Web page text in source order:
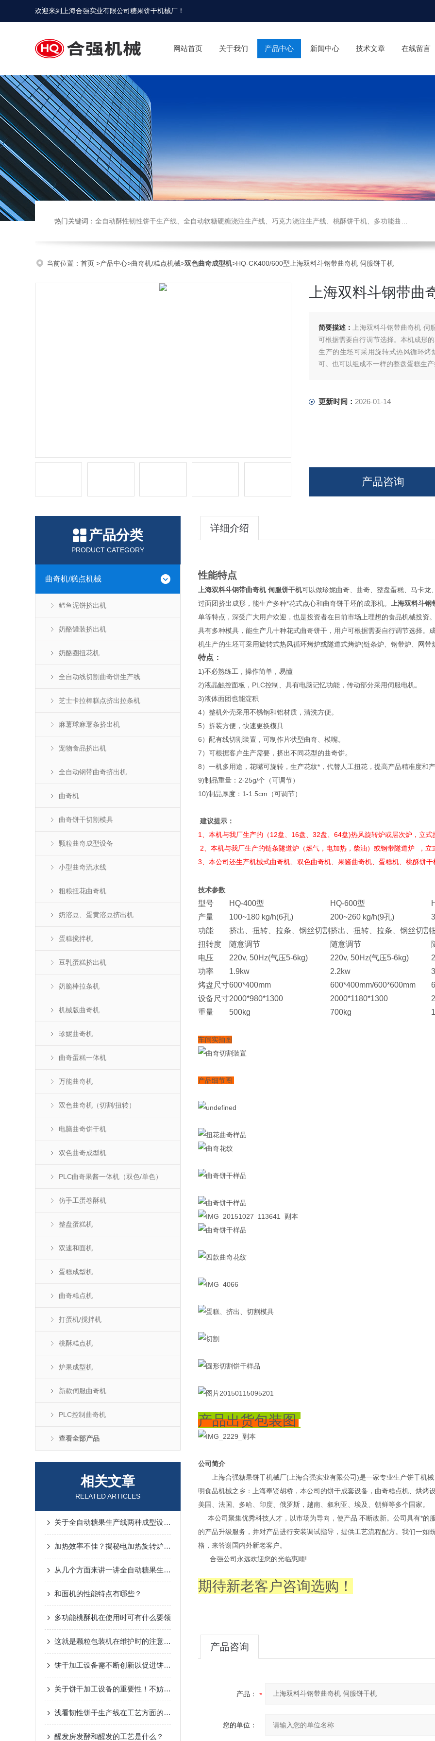
欢迎来到 上海合强实业有限公司糖果饼干机械厂 ！
网站首页 关于我们 产品中心 新闻中心 技术文章 在线留言
热门关键词： 全自动酥性韧性饼干生产线、全自动软糖硬糖浇注生产线、巧克力浇注生产线、桃酥饼干机、多功能曲奇机、热风旋转炉、蛋糕成型机、全自动蛋卷生产线、月饼生产线、压缩饼干机、小型糖果浇注机、威化机、隧道链条炉、钢带烤炉等食品机械，欢迎您咨询选购！
当前位置： 首页 >产品中心>曲奇机/糕点机械>双色曲奇成型机>HQ-CK400/600型上海双料斗钢带曲奇机 伺服饼干机
上海双料斗钢带曲
简要描述：
上海双料斗钢带曲奇机 伺
可根据需要自行调节选择。本机成形
生产的生坯可采用旋转式热风循环
可。也可以组成不一样的整盘蛋糕生产
更新时间： 2026-01-14
产品咨询
产品分类
PRODUCT CATEGORY
曲奇机/糕点机械
鳕鱼泥饼挤出机
奶酪罐装挤出机
奶酪圈扭花机
全自动线切割曲奇饼生产线
芝士卡拉棒糕点挤出拉条机
麻薯球麻薯条挤出机
宠物食品挤出机
全自动钢带曲奇挤出机
曲奇机
曲奇饼干切割模具
颗粒曲奇成型设备
小型曲奇流水线
粗粮扭花曲奇机
奶溶豆、蛋黄溶豆挤出机
蛋糕搅拌机
豆乳蛋糕挤出机
奶脆棒拉条机
机械版曲奇机
珍妮曲奇机
曲奇蛋糕一体机
万能曲奇机
双色曲奇机（切割/扭转）
电脑曲奇饼干机
双色曲奇成型机
PLC曲奇果酱一体机（双色/单色）
仿手工蛋卷酥机
整盘蛋糕机
双速和面机
蛋糕成型机
曲奇糕点机
打蛋机/搅拌机
桃酥糕点机
炉果成型机
新款伺服曲奇机
PLC控制曲奇机
查看全部产品
相关文章
RELATED ARTICLES
关于全自动糖果生产线两种成型设备的工作原理介绍
加热效率不佳？揭秘电加热旋转炉的常见问题与解决秘籍！
从几个方面来讲一讲全自动糖果生产线的维护技巧
和面机的性能特点有哪些？
多功能桃酥机在使用时可有什么要领
这就是颗粒包装机在维护时的注意事项
饼干加工设备需不断创新以促进饼干行业的发展
关于饼干加工设备的重要性！不妨进来看看！
浅看韧性饼干生产线在工艺方面的特点
醒发房发酵和醒发的工艺是什么？
详细介绍
性能特点
上海双料斗钢带曲奇机 伺服饼干机可以做珍妮曲奇、曲奇、整盘蛋糕、马卡
过面团挤出成形，能生产多种*花式点心和曲奇饼干坯的成形机。
上海双料斗
单等特点，深受广大用户欢迎，也是投资者在目前市场上理想的食品机械投资。
具有多种模具，能生产几十种花式曲奇饼干，用户可根据需要自行调节选择。
机生产的生坯可采用旋转式热风循环烤炉或隧道式烤炉(链条炉、钢带炉、网带
特点：
1)不必熟练工，操作简单，易懂
2)液晶触控面板，PLC控制、具有电脑记忆功能，传动部分采用伺服电机。
3)液体面团也能淀积
4）整机外壳采用不锈钢和铝材质，清洗方便。
5）拆装方便，快速更换模具
6）配有线切割装置，可制作片状型曲奇、模嘴。
7）可根据客户生产需要，挤出不同花型的曲奇饼。
8）一机多用途，花嘴可旋转，生产花纹*，代替人工扭花，提高产品精准度和产
9)制品重量：2-25g/个（可调节）
10)制品厚度：1-1.5cm（可调节）
建议提示：
1、本机与我厂生产的（12盘、16盘、32盘、64盘)热风旋转炉或层次炉，立
2、本机与我厂生产的链条隧道炉（燃气，电加热，柴油）或钢带隧道炉 ，
3、本公司还生产机械式曲奇机、双色曲奇机、果酱曲奇机、蛋糕机、桃酥饼
技术参数
型号 HQ-400型 HQ-600型
产量
100~180 kg/h(6孔) 200~260 kg/h(9孔)
功能
挤出、扭转、拉条、钢丝切割挤出、扭转、拉条、钢丝切割
扭转度
随意调节 随意调节
电压
220v, 50Hz(气压5-6kg) 220v, 50Hz(气压5-6kg)
功率
1.9kw 2.2kw
烤盘尺寸600*400mm 600*400mm/600*600mm
设备尺寸2000*980*1300 2000*1180*1300
重量
500kg 700kg
车间实拍图
产品细节图
产品出货包装图
公司简介
上海合强糖果饼干机械厂(上海合强实业有限公司)是一家专业生产饼干机
明食品机械之乡：上海奉贤胡桥，本公司的饼干成套设备，曲奇糕点机、烘烤
美国、法国、多哈、印度、俄罗斯，越南、叙利亚、埃及、朝鲜等多个国家。
本公司聚集优秀科技人才，以市场为导向，使产品 不断改新。公司具有*的
的产品升级服务，并对产品进行安装调试指导，提供工艺流程配方。我们一如
格，来答谢国内外新老客户。
合强公司永远欢迎您的光临惠顾!
期待新老客户咨询选购！
产品咨询
产品：
您的单位：